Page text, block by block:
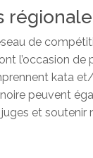
de
l’occasion de
kata
peuvent
et soutenir